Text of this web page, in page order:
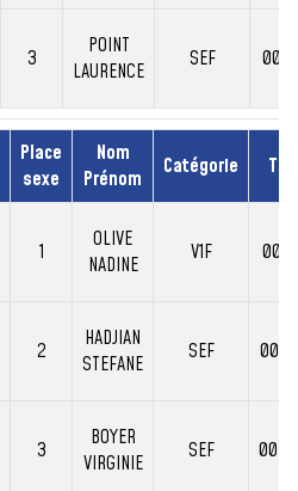
3
POINT
LAURENCE
SEF
Place
sexe
Nom
Prénom
Catégorie
1
OLIVE
NADINE
V1F
2
HADJIAN
STEFANE
SEF
3
BOYER
VIRGINIE
SEF